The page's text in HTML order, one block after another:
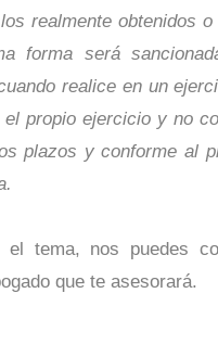
realmente obtenidos
forma será
realice en un
propio ejercicio y no
plazos y conforme al
tema, nos puedes
que te asesorará.